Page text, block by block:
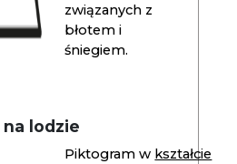
związanych z
błotem i
śniegiem.
lodzie
Piktogram w kształcie